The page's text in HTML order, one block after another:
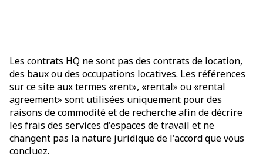
Les contrats HQ ne sont pas des contrats de location,
des baux ou des occupations locatives. Les références
sur ce site aux termes «rent», «rental» ou «rental
agreement» sont utilisées uniquement pour des
raisons de commodité et de recherche afin de décrire
les frais des services d'espaces de travail et ne
changent pas la nature juridique de l'accord que vous
concluez.